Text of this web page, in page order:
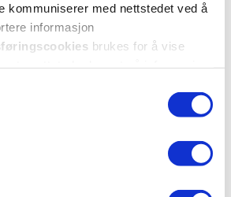
kommuniserer med nettstedet ved å
informasjon
brukes for å vise